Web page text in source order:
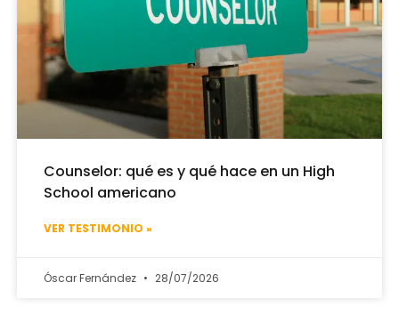
Counselor: qué es y qué hace en un High
School americano
VER TESTIMONIO »
Óscar Fernández 28/07/2026